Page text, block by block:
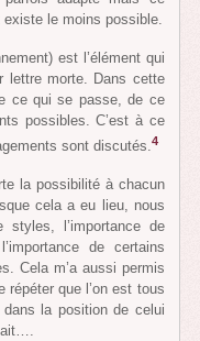
le moins possible.
est l’élément qui
lettre morte. Dans cette
ce qui se passe, de ce
possibles. C’est à ce
sont discutés.4
la possibilité à chacun
cela a eu lieu, nous
l’importance de
de certains
Cela m’a aussi permis
répéter que l’on est tous
la position de celui